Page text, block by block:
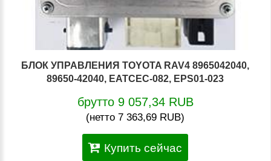
БЛОК УПРАВЛЕНИЯ TOYOTA RAV4 8965042040,
89650-42040, EATCEC-082, EPS01-023
брутто 9 057,34 RUB
(нетто 7 363,69 RUB)
Купить сейчас